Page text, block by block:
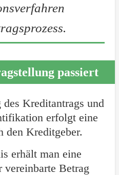
passiert
Kreditantrags und
erfolgt eine
den Kreditgeber.
erhält man eine
vereinbarte Betrag